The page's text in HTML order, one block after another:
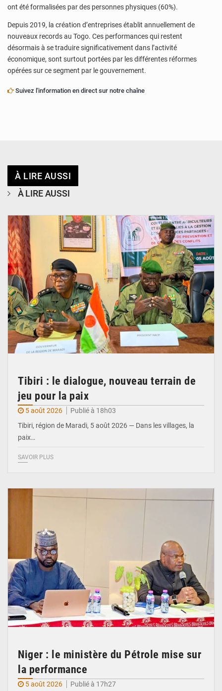
ont été formalisées par des personnes physiques (60%).
Depuis 2019, la création d’entreprises établit annuellement de
nouveaux records au Togo. Ces performances qui restent
désormais à se traduire significativement dans l’activité
économique, sont surtout portées par les différentes réformes
opérées sur ce segment par le gouvernement.
Suivez l'information en direct sur notre chaîne
À LIRE AUSSI
À LIRE AUSSI
Tibiri : le dialogue, nouveau terrain de
jeu pour la paix
5 août 2026
Publié à 18h03
Tibiri, région de Maradi, 5 août 2026 — Dans les villages, la
paix…
SAVOIR PLUS
Niger : le ministère du Pétrole mise sur
la performance
5 août 2026
Publié à 17h27